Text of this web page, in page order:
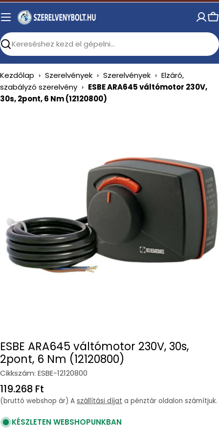
Skip
to
Search
Kezdőlap › Szerelvények › Szerelvények › Elzáró,
szabályzó szerelvény › ESBE ARA645 váltómotor 230V,
30s, 2pont, 6 Nm (12120800)
media 0 in modal
ESBE ARA645 váltómotor 230V, 30s,
2pont, 6 Nm (12120800)
Cikkszám: ESBE-12120800
Regular
price
119.268 Ft
(bruttó webshop ár) A szállítási díjat a pénztár oldalon számítjuk.
KÉSZLETEN WEBSHOPUNKBAN